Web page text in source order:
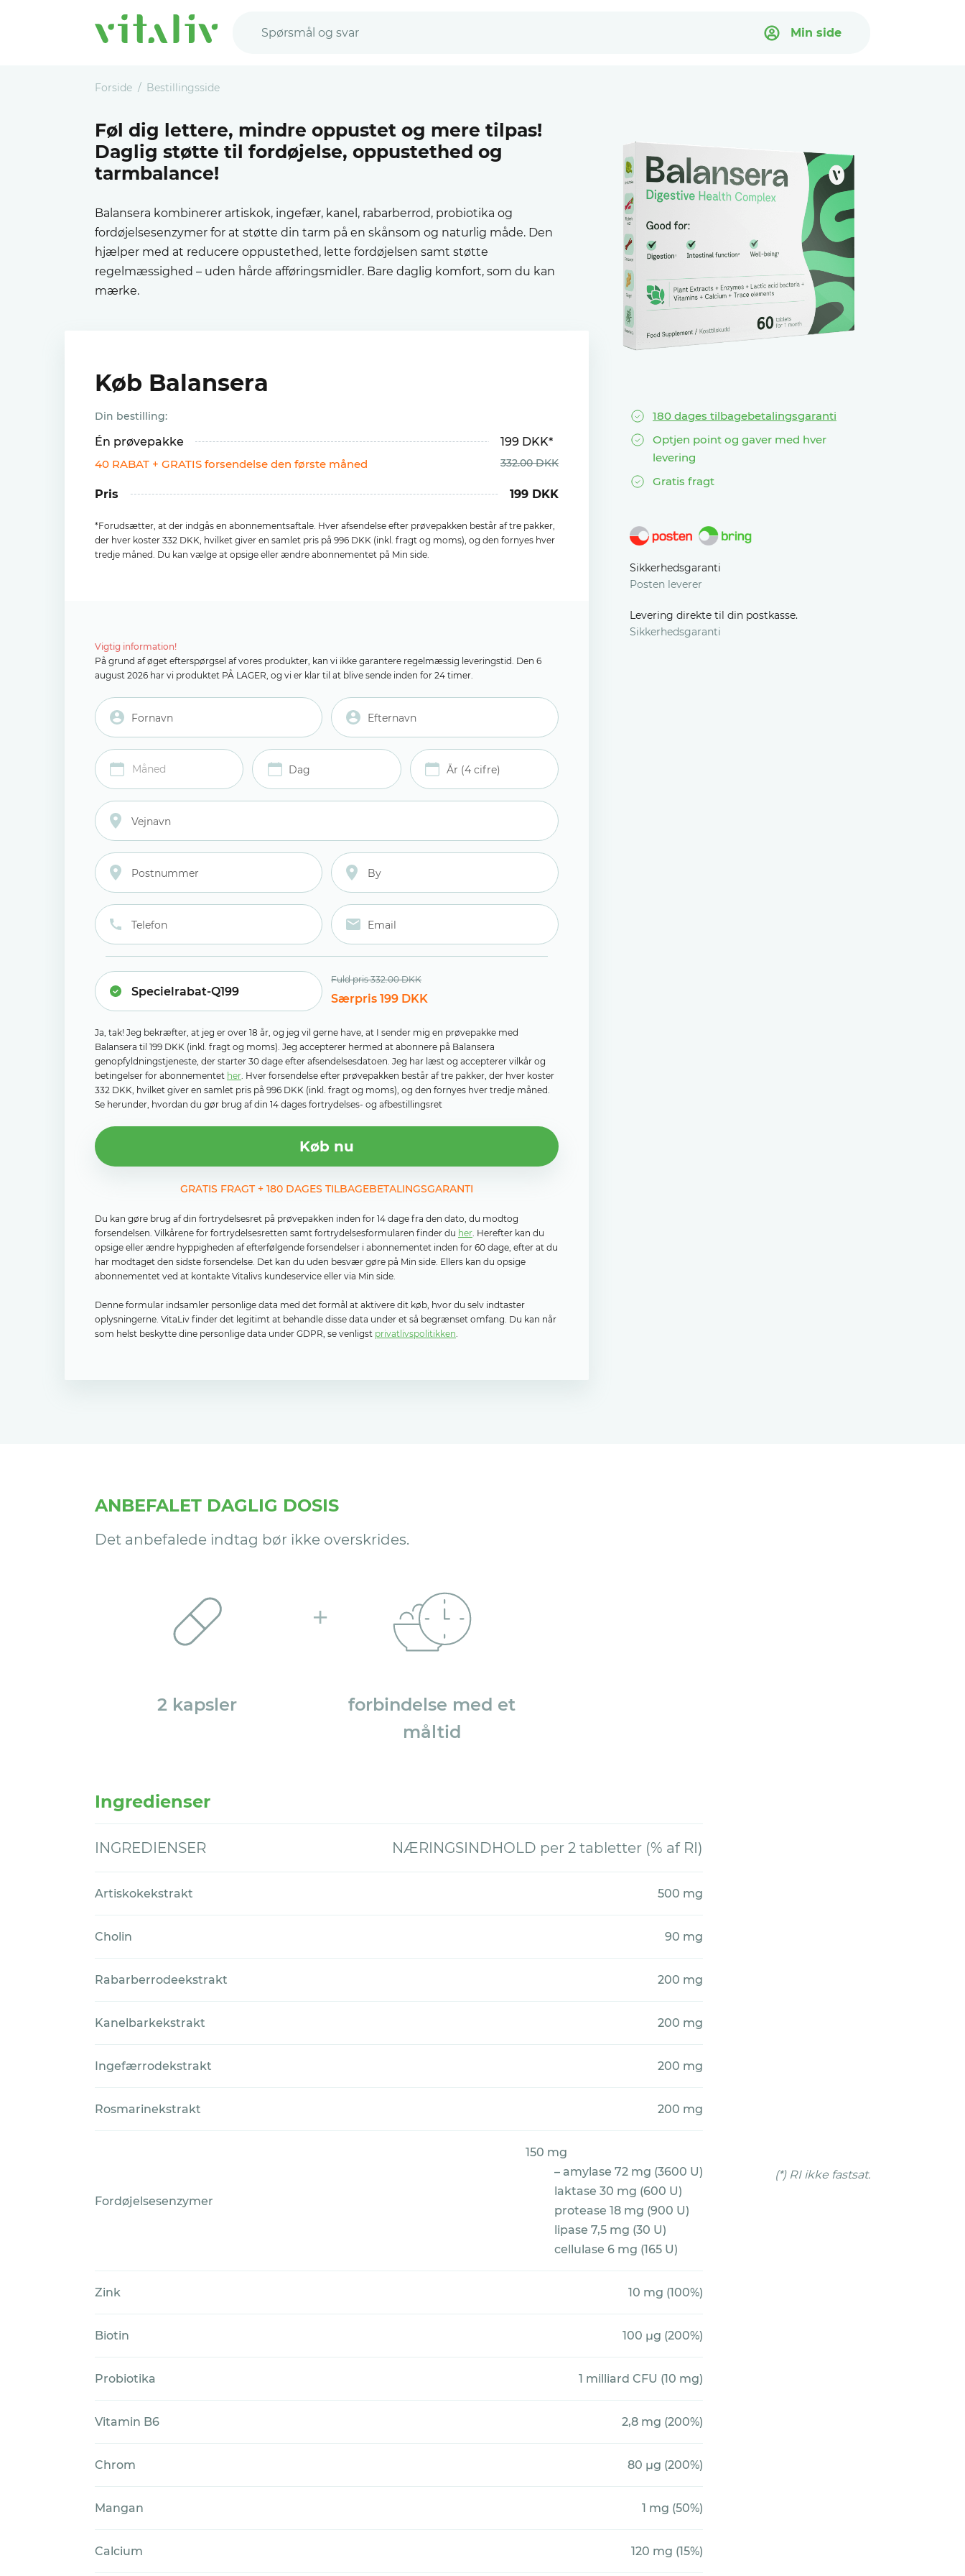
Spørsmål og svar Min side
Forside Bestillingsside
Føl dig lettere, mindre oppustet og mere tilpas!
Daglig støtte til fordøjelse, oppustethed og
tarmbalance!
Balansera kombinerer artiskok, ingefær, kanel, rabarberrod, probiotika og
fordøjelsesenzymer for at støtte din tarm på en skånsom og naturlig måde. Den
hjælper med at reducere oppustethed, lette fordøjelsen samt støtte
regelmæssighed – uden hårde afføringsmidler. Bare daglig komfort, som du kan
mærke.
Køb Balansera
Din bestilling:
Én prøvepakke
40 RABAT + GRATIS forsendelse den første måned
199 DKK*
332.00 DKK
Pris 199 DKK
*Forudsætter, at der indgås en abonnementsaftale. Hver afsendelse efter prøvepakken består af tre pakker,
der hver koster 332 DKK, hvilket giver en samlet pris på 996 DKK (inkl. fragt og moms), og den fornyes hver
tredje måned. Du kan vælge at opsige eller ændre abonnementet på Min side.
Vigtig information!
På grund af øget efterspørgsel af vores produkter, kan vi ikke garantere regelmæssig leveringstid. Den 6
august 2026 har vi produktet PÅ LAGER, og vi er klar til at blive sende inden for 24 timer.
Fuld pris 332.00 DKK
Særpris 199 DKK
Ja, tak! Jeg bekræfter, at jeg er over 18 år, og jeg vil gerne have, at I sender mig en prøvepakke med
Balansera til 199 DKK (inkl. fragt og moms). Jeg accepterer hermed at abonnere på Balansera
genopfyldningstjeneste, der starter 30 dage efter afsendelsesdatoen. Jeg har læst og accepterer vilkår og
betingelser for abonnementet her. Hver forsendelse efter prøvepakken består af tre pakker, der hver koster
332 DKK, hvilket giver en samlet pris på 996 DKK (inkl. fragt og moms), og den fornyes hver tredje måned.
Se herunder, hvordan du gør brug af din 14 dages fortrydelses- og afbestillingsret
Køb nu
GRATIS FRAGT + 180 DAGES TILBAGEBETALINGSGARANTI
Du kan gøre brug af din fortrydelsesret på prøvepakken inden for 14 dage fra den dato, du modtog
forsendelsen. Vilkårene for fortrydelsesretten samt fortrydelsesformularen finder du her. Herefter kan du
opsige eller ændre hyppigheden af ​​efterfølgende forsendelser i abonnementet inden for 60 dage, efter at du
har modtaget den sidste forsendelse. Det kan du uden besvær gøre på Min side. Ellers kan du opsige
abonnementet ved at kontakte Vitalivs kundeservice eller via Min side.
Denne formular indsamler personlige data med det formål at aktivere dit køb, hvor du selv indtaster
oplysningerne. VitaLiv finder det legitimt at behandle disse data under et så begrænset omfang. Du kan når
som helst beskytte dine personlige data under GDPR, se venligst privatlivspolitikken.
180 dages tilbagebetalingsgaranti
Optjen point og gaver med hver
levering
Gratis fragt
Sikkerhedsgaranti
Posten leverer
Levering direkte til din postkasse.
Sikkerhedsgaranti
ANBEFALET DAGLIG DOSIS
Det anbefalede indtag bør ikke overskrides.
2 kapsler
forbindelse med et
måltid
Ingredienser
INGREDIENSER NÆRINGSINDHOLD per 2 tabletter (% af RI)
Artiskokekstrakt 500 mg
Cholin 90 mg
Rabarberrodeekstrakt 200 mg
Kanelbarkekstrakt 200 mg
Ingefærrodekstrakt 200 mg
Rosmarinekstrakt 200 mg
Fordøjelsesenzymer
150 mg
– amylase 72 mg (3600 U)
laktase 30 mg (600 U)
protease 18 mg (900 U)
lipase 7,5 mg (30 U)
cellulase 6 mg (165 U)
Zink 10 mg (100%)
Biotin 100 µg (200%)
Probiotika 1 milliard CFU (10 mg)
Vitamin B6 2,8 mg (200%)
Chrom 80 µg (200%)
Mangan 1 mg (50%)
Calcium 120 mg (15%)
(*) RI ikke fastsat.